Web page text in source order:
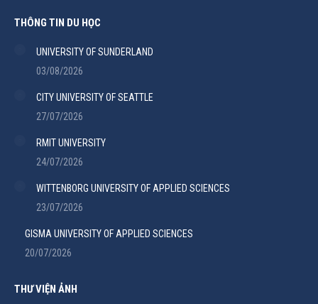
THÔNG TIN DU HỌC
UNIVERSITY OF SUNDERLAND
03/08/2026
CITY UNIVERSITY OF SEATTLE
27/07/2026
RMIT UNIVERSITY
24/07/2026
WITTENBORG UNIVERSITY OF APPLIED SCIENCES
23/07/2026
GISMA UNIVERSITY OF APPLIED SCIENCES
20/07/2026
THƯ VIỆN ẢNH